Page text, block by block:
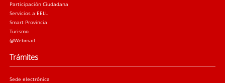
Participación Ciudadana
Servicios a EELL
Smart Provincia
Turismo
@Webmail
Trámites
Sede electrónica